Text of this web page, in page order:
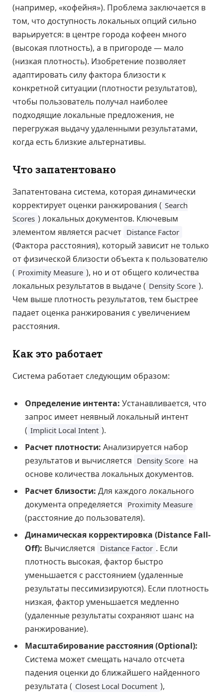
(например, «кофейня»). Проблема заключается в
том, что доступность локальных опций сильно
варьируется: в центре города кофеен много
(высокая плотность), а в пригороде — мало
(низкая плотность). Изобретение позволяет
адаптировать силу фактора близости к
конкретной ситуации (плотности результатов),
чтобы пользователь получал наиболее
подходящие локальные предложения, не
перегружая выдачу удаленными результатами,
когда есть близкие альтернативы.
Что запатентовано
Запатентована система, которая динамически
корректирует оценки ранжирования ( Search
Scores ) локальных документов. Ключевым
элементом является расчет Distance Factor
(Фактора расстояния), который зависит не только
от физической близости объекта к пользователю
( Proximity Measure ), но и от общего количества
локальных результатов в выдаче ( Density Score ).
Чем выше плотность результатов, тем быстрее
падает оценка ранжирования с увеличением
расстояния.
Как это работает
Система работает следующим образом:
Определение интента: Устанавливается, что
запрос имеет неявный локальный интент
( Implicit Local Intent ).
Расчет плотности: Анализируется набор
результатов и вычисляется Density Score на
основе количества локальных документов.
Расчет близости: Для каждого локального
документа определяется Proximity Measure
(расстояние до пользователя).
Динамическая корректировка (Distance Fall-
Off): Вычисляется Distance Factor . Если
плотность высокая, фактор быстро
уменьшается с расстоянием (удаленные
результаты пессимизируются). Если плотность
низкая, фактор уменьшается медленно
(удаленные результаты сохраняют шанс на
ранжирование).
Масштабирование расстояния (Optional):
Система может смещать начало отсчета
падения оценки до ближайшего найденного
результата ( Closest Local Document ),